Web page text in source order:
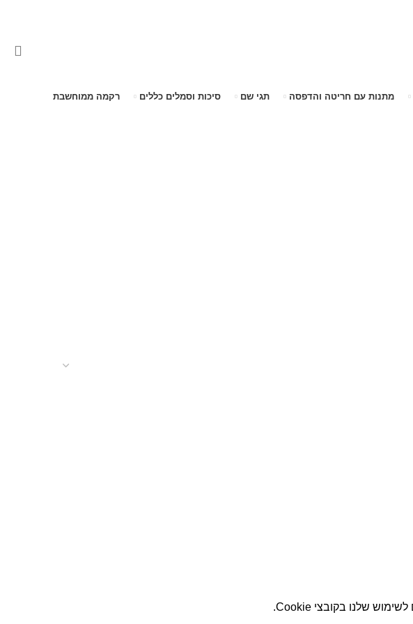
מתנות עם חריטה והדפסה תגי שם סיכות וסמלים כללים רקמה ממוחשבת